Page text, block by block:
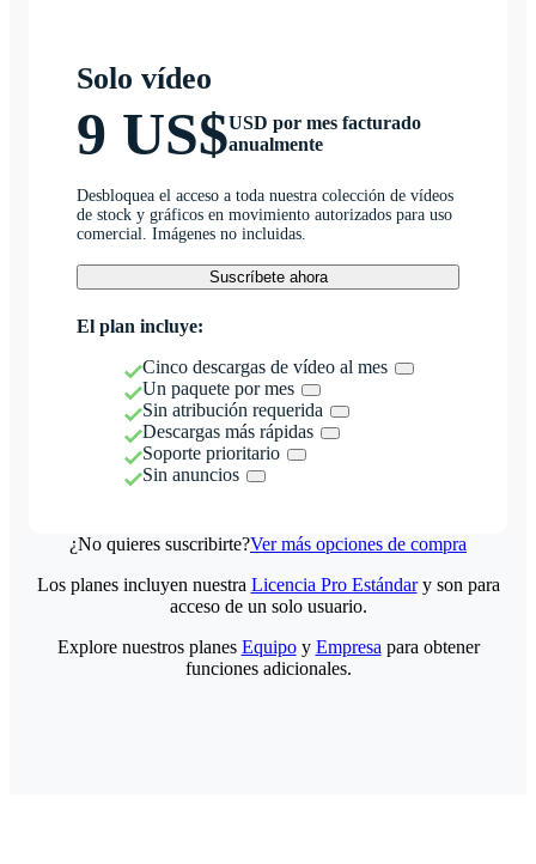
Solo vídeo
9 US$USD por mes facturado
anualmente
Desbloquea el acceso a toda nuestra colección de vídeos
de stock y gráficos en movimiento autorizados para uso
comercial. Imágenes no incluidas.
Suscríbete ahora
El plan incluye:
Cinco descargas de vídeo al mes
Un paquete por mes
Sin atribución requerida
Descargas más rápidas
Soporte prioritario
Sin anuncios
¿No quieres suscribirte?Ver más opciones de compra
Los planes incluyen nuestra Licencia Pro Estándary son para
acceso de un solo usuario.
Explore nuestros planes Equipoy Empresa para obtener
funciones adicionales.